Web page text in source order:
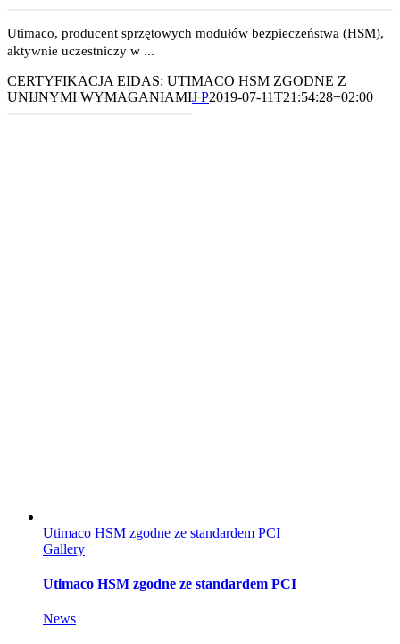
Utimaco, producent sprzętowych modułów bezpieczeństwa (HSM),
aktywnie uczestniczy w ...
CERTYFIKACJA EIDAS: UTIMACO HSM ZGODNE Z
UNIJNYMI WYMAGANIAMIJ P2019-07-11T21:54:28+02:00
Utimaco HSM zgodne ze standardem PCI
Gallery
Utimaco HSM zgodne ze standardem PCI
News